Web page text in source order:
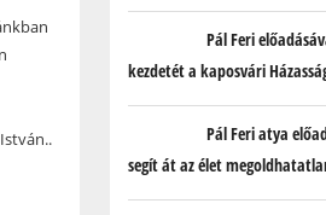
Pál Feri
kezdetét a kaposvári
Pál Feri atya
segít át az élet